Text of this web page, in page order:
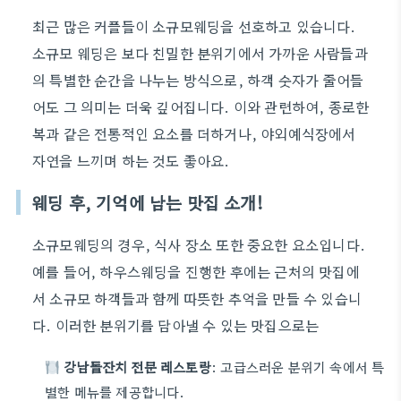
최근 많은 커플들이 소규모웨딩을 선호하고 있습니다.
소규모 웨딩은 보다 친밀한 분위기에서 가까운 사람들과
의 특별한 순간을 나누는 방식으로, 하객 숫자가 줄어들
어도 그 의미는 더욱 깊어집니다. 이와 관련하여, 종로한
복과 같은 전통적인 요소를 더하거나, 야외예식장에서
자연을 느끼며 하는 것도 좋아요.
웨딩 후, 기억에 남는 맛집 소개!
소규모웨딩의 경우, 식사 장소 또한 중요한 요소입니다.
예를 들어, 하우스웨딩을 진행한 후에는 근처의 맛집에
서 소규모 하객들과 함께 따뜻한 추억을 만들 수 있습니
다. 이러한 분위기를 담아낼 수 있는 맛집으로는
강남돌잔치 전문 레스토랑: 고급스러운 분위기 속에서 특
별한 메뉴를 제공합니다.